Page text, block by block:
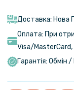
Доставка: Нова
Оплата: При
Visa/MasterСard,
Гарантія: Обмін